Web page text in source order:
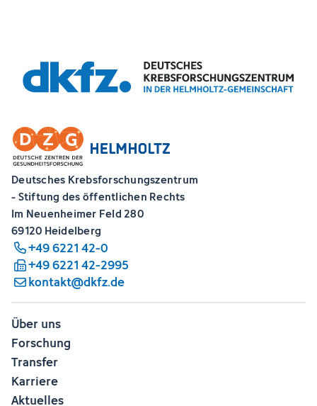
Deutsches Krebsforschungszentrum
- Stiftung des öffentlichen Rechts
Im Neuenheimer Feld 280
69120 Heidelberg
+49 6221 42-0
+49 6221 42-2995
kontakt@dkfz.de
Über uns
Forschung
Transfer
Karriere
Aktuelles